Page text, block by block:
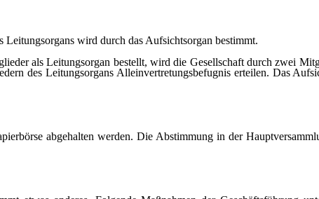
Leitungsorgans wird durch das Aufsichtsorgan bestimmt.
als Leitungsorgan bestellt, wird die Gesellschaft durch zwei
des Leitungsorgans Alleinvertretungsbefugnis erteilen. Das
abgehalten werden. Die Abstimmung in der